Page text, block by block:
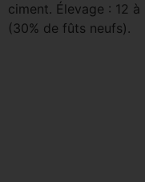
ciment. Élevage : 12
(30% de fûts neufs).